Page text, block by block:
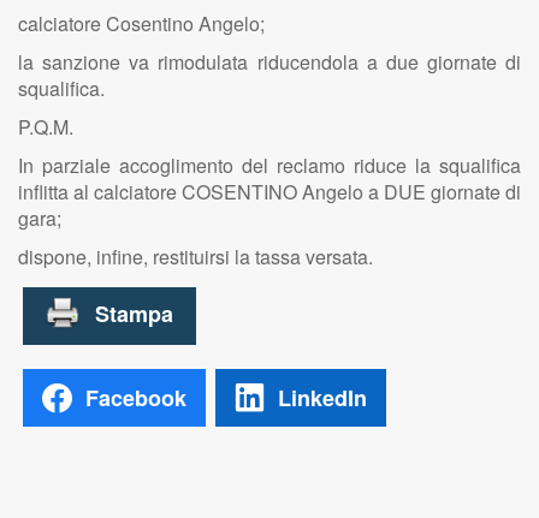
calciatore Cosentino Angelo;
la sanzione va rimodulata riducendola a due giornate di
squalifica.
P.Q.M.
In parziale accoglimento del reclamo riduce la squalifica
inflitta al calciatore COSENTINO Angelo a DUE giornate di
gara;
dispone, infine, restituirsi la tassa versata.
Facebook LinkedIn